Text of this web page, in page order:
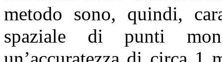
metodo sono, quindi,
spaziale di punti